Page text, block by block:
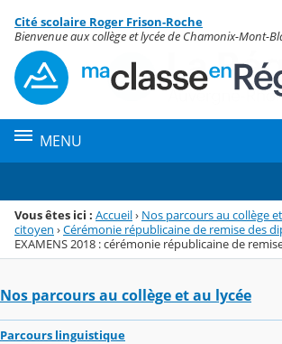
Menu de la rubrique
Contenu
Cité scolaire Roger Frison-Roche
Bienvenue aux collège et lycée de Chamonix-Mont-
MENU
Vous êtes ici : Accueil› Nos parcours au collège
citoyen ›Cérémonie républicaine de remise des
EXAMENS 2018 : cérémonie républicaine de
Nos parcours au collège et au lycée
Parcours linguistique